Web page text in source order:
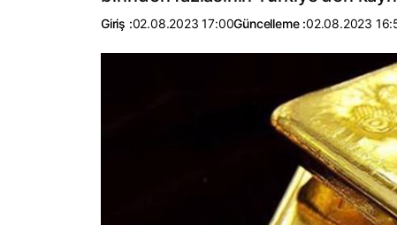
Giriş :02.08.2023 17:00Güncelleme :02.08.2023